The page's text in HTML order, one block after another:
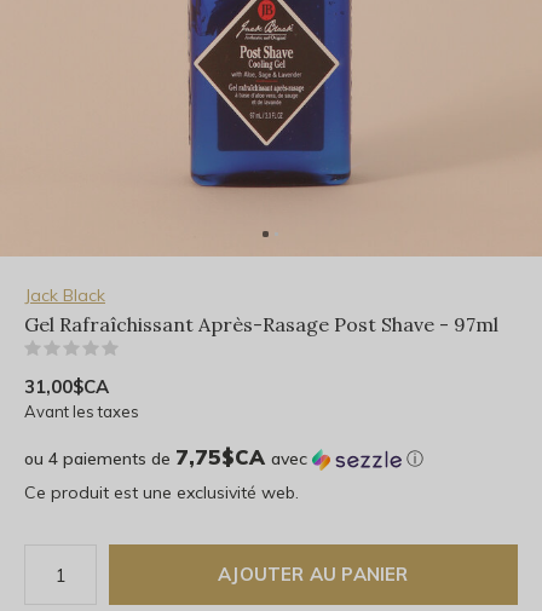
Jack Black
Gel Rafraîchissant Après-Rasage Post Shave - 97ml
31,00$CA
Avant les taxes
ou 4 paiements de 7,75$CA avec
ⓘ
Ce produit est une exclusivité web.
AJOUTER AU PANIER